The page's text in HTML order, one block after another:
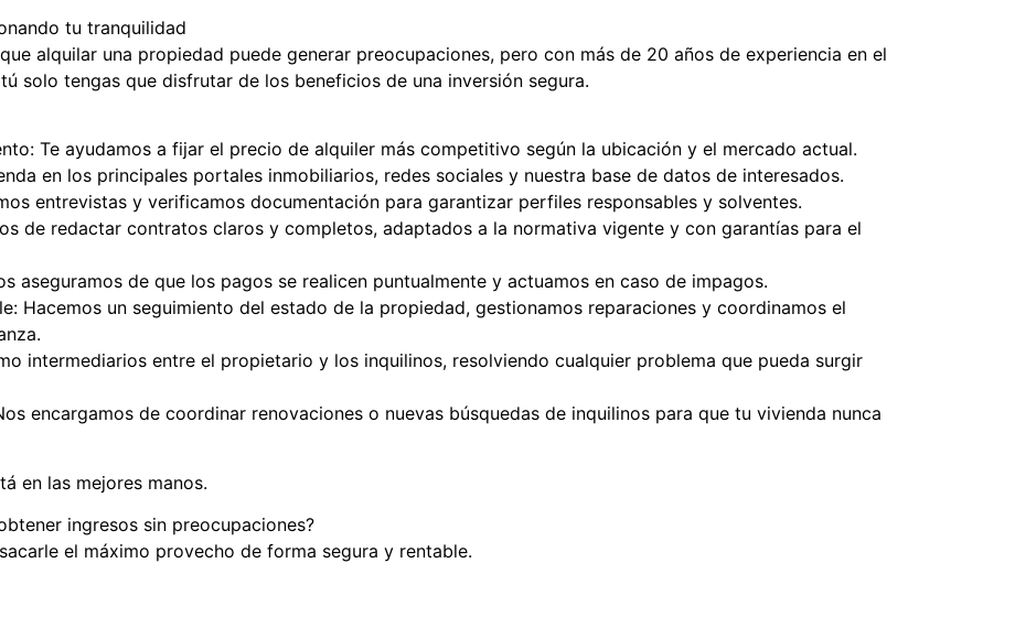
tu tranquilidad
alquilar una propiedad puede generar preocupaciones, pero con más de 20 años de experiencia en el
solo tengas que disfrutar de los beneficios de una inversión segura.
Te ayudamos a fijar el precio de alquiler más competitivo según la ubicación y el mercado actual.
en los principales portales inmobiliarios, redes sociales y nuestra base de datos de interesados.
entrevistas y verificamos documentación para garantizar perfiles responsables y solventes.
de redactar contratos claros y completos, adaptados a la normativa vigente y con garantías para el
aseguramos de que los pagos se realicen puntualmente y actuamos en caso de impagos.
Hacemos un seguimiento del estado de la propiedad, gestionamos reparaciones y coordinamos el
intermediarios entre el propietario y los inquilinos, resolviendo cualquier problema que pueda surgir
encargamos de coordinar renovaciones o nuevas búsquedas de inquilinos para que tu vivienda nunca
en las mejores manos.
ingresos sin preocupaciones?
el máximo provecho de forma segura y rentable.